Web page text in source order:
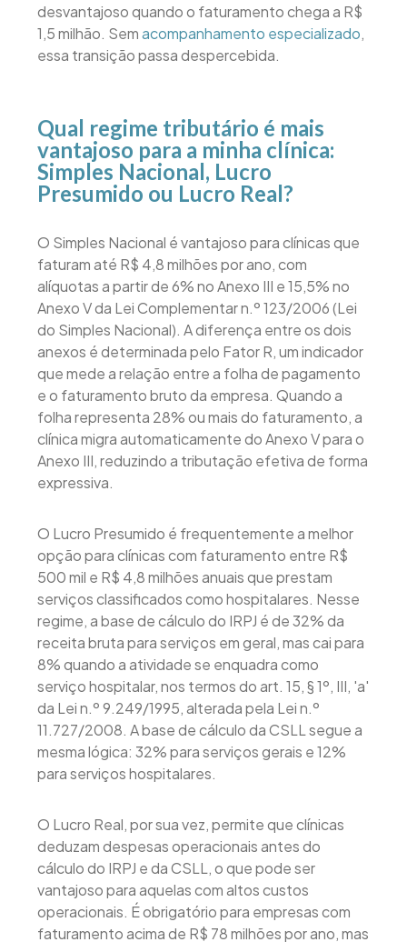
desvantajoso quando o faturamento chega a R$
1,5 milhão. Semacompanhamento especializado,
essa transição passa despercebida.
Qual regime tributário é mais
vantajoso para a minha clínica:
Simples Nacional, Lucro
Presumido ou Lucro Real?
O Simples Nacional é vantajoso para clínicas que
faturam até R$ 4,8 milhões por ano, com
alíquotas a partir de 6% no Anexo III e 15,5% no
Anexo V da Lei Complementar n.º 123/2006 (Lei
do Simples Nacional). A diferença entre os dois
anexos é determinada pelo Fator R, um indicador
que mede a relação entre a folha de pagamento
e o faturamento bruto da empresa. Quando a
folha representa 28% ou mais do faturamento, a
clínica migra automaticamente do Anexo V para o
Anexo III, reduzindo a tributação efetiva de forma
expressiva.
O Lucro Presumido é frequentemente a melhor
opção para clínicas com faturamento entre R$
500 mil e R$ 4,8 milhões anuais que prestam
serviços classificados como hospitalares. Nesse
regime, a base de cálculo do IRPJ é de 32% da
receita bruta para serviços em geral, mas cai para
8% quando a atividade se enquadra como
serviço hospitalar, nos termos do art. 15, § 1º, III, 'a'
da Lei n.º 9.249/1995, alterada pela Lei n.º
11.727/2008. A base de cálculo da CSLL segue a
mesma lógica: 32% para serviços gerais e 12%
para serviços hospitalares.
O Lucro Real, por sua vez, permite que clínicas
deduzam despesas operacionais antes do
cálculo do IRPJ e da CSLL, o que pode ser
vantajoso para aquelas com altos custos
operacionais. É obrigatório para empresas com
faturamento acima de R$ 78 milhões por ano, mas